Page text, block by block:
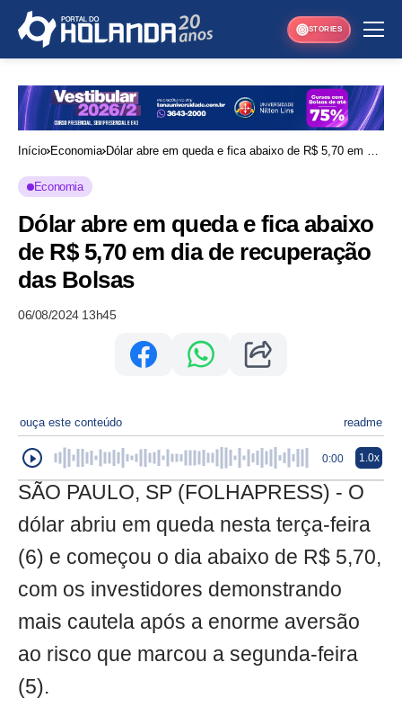
STORIES
Início Economia Dólar abre em queda e fica abaixo de R$ 5,70 em dia
Economia
Dólar abre em queda e fica abaixo
de R$ 5,70 em dia de recuperação
das Bolsas
06/08/2024 13h45
ouça este conteúdo readme
0:00 1.0x
SÃO PAULO, SP (FOLHAPRESS) - O
dólar abriu em queda nesta terça-feira
(6) e começou o dia abaixo de R$ 5,70,
com os investidores demonstrando
mais cautela após a enorme aversão
ao risco que marcou a segunda-feira
(5).